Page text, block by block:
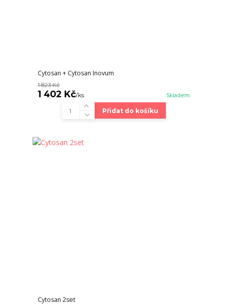
Cytosan + Cytosan Inovum
1 823 Kč
1 402 Kč/ks Skladem
Přidat do košíku
Cytosan 2set